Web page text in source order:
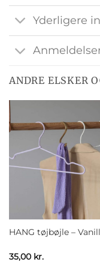
Yderligere
ANDRE ELSKER
HANG tøjbøjle –
35,00 kr.